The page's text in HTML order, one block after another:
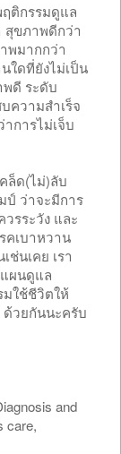
ฤติกรรมดูแล
สุขภาพดีกว่า
พมากกว่า
ใดที่ยังไม่เป็น
พดี ระดับ
ความสำเร็จ
การไม่เจ็บ
ล็ด(ไม่)ลับ
ป์ ว่าจะมีการ
รระวัง และ
คเบาหวาน
นเคย เรา
ผนดูแล
ใช้ชีวิตให้
ด้วยกันนะครับ
and
care,